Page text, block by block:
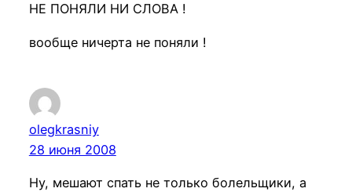
НЕ ПОНЯЛИ НИ СЛОВА !
вообще ничерта не поняли !
olegkrasniy
28 июня 2008
Ну, мешают спать не только болельщики, а